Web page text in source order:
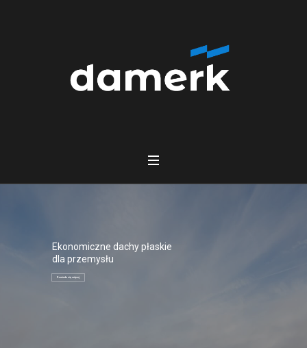
Ekonomiczne dachy płaskie
dla przemysłu
Dowiedz się więcej